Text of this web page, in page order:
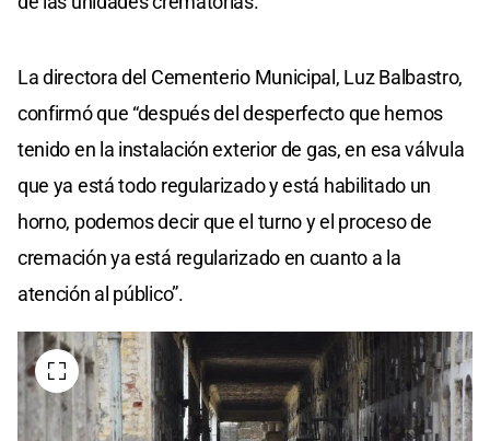
La directora del Cementerio Municipal, Luz Balbastro,
confirmó que “después del desperfecto que hemos
tenido en la instalación exterior de gas, en esa válvula
que ya está todo regularizado y está habilitado un
horno, podemos decir que el turno y el proceso de
cremación ya está regularizado en cuanto a la
atención al público”.